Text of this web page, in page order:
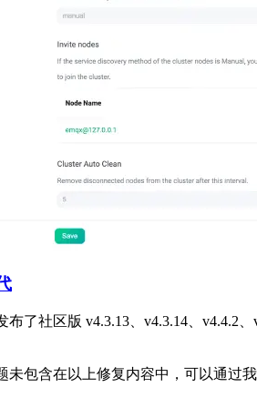
了社区版 v4.3.13、v4.3.14、v4.4.2
未包含在以上修复内容中，可以通过